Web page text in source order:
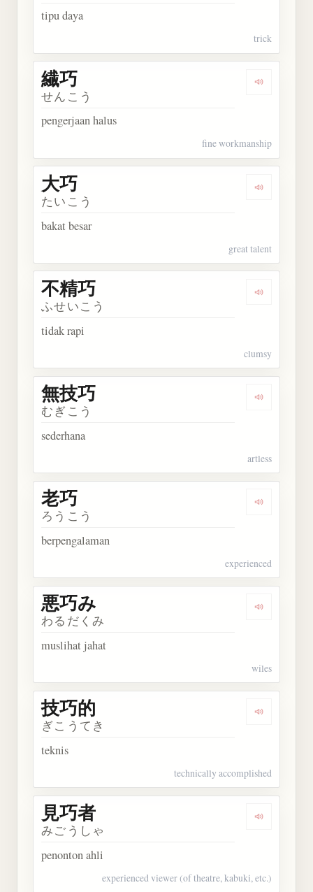
tipu daya
trick
Dengarkan
繊巧
せんこう
pengerjaan halus
fine workmanship
Dengarkan
大巧
たいこう
bakat besar
great talent
Dengarkan
不精巧
ふせいこう
tidak rapi
clumsy
Dengarkan
無技巧
むぎこう
sederhana
artless
Dengarkan
老巧
ろうこう
berpengalaman
experienced
Dengarkan
悪巧み
わるだくみ
muslihat jahat
wiles
Dengarkan
技巧的
ぎこうてき
teknis
technically accomplished
Dengarkan
見巧者
みごうしゃ
penonton ahli
experienced viewer (of theatre, kabuki, etc.)